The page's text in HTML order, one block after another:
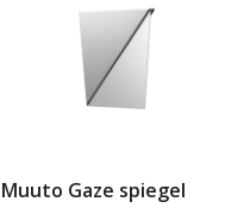
Muuto Gaze spiegel